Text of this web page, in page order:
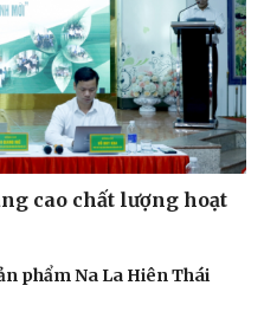
cao chất lượng hoạt
phẩm Na La Hiên Thái